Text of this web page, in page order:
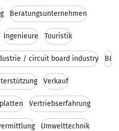
Beratungsunternehmen
Ingenieure Touristik
/ circuit board industry BI
Verkauf
Vertriebserfahrung
Umwelttechnik